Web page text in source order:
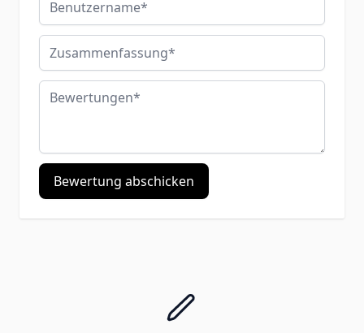
Zusammenfassung
Bewertungen
Bewertung abschicken